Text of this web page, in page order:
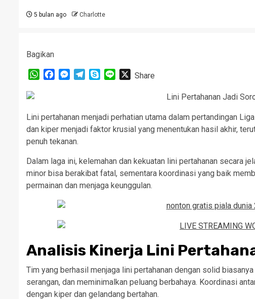
5 bulan ago Charlotte
Bagikan
WhatsApp
FacebookMessenger
TelegramSkypeLine XShare
Lini pertahanan menjadi perhatian utama dalam pertandingan
dan kiper menjadi faktor krusial yang menentukan hasil akhir,
penuh tekanan.
Dalam laga ini, kelemahan dan kekuatan lini pertahanan secara
minor bisa berakibat fatal, sementara koordinasi yang baik
permainan dan menjaga keunggulan.
Analisis Kinerja Lini
Tim yang berhasil menjaga lini pertahanan dengan solid
serangan, dan meminimalkan peluang berbahaya. Koordinasi
dengan kiper dan gelandang bertahan.